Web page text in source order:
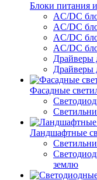
Блоки питания
AC/DC
AC/DC
AC/DC
AC/DC
Драйверы
Драйверы
Фасадные
Ландшафтные
землю